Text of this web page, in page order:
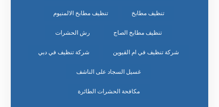
تنظيف مطابخ تنظيف مطابخ الالمنيوم
تنظيف مطابخ الصاج رش الحشرات
شركة تنظيف في ام القيوين شركة تنظيف في دبي
غسيل السجاد على الناشف
مكافحة الحشرات الطائرة